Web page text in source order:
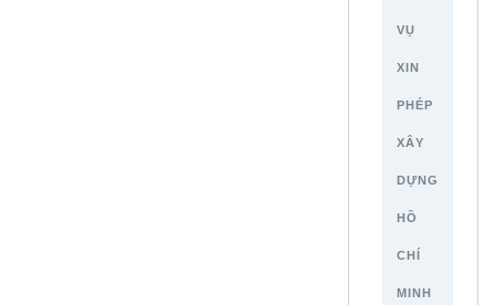
VỤ
XIN
PHÉP
XÂY
DỰNG
HỒ
CHÍ
MINH